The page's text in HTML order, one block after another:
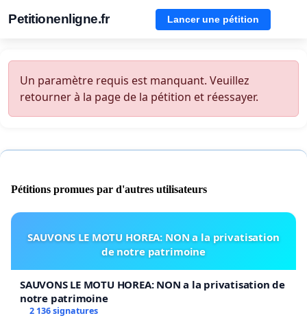
Petitionenligne.fr Lancer une pétition
Un paramètre requis est manquant. Veuillez
retourner à la page de la pétition et réessayer.
Pétitions promues par d'autres utilisateurs
SAUVONS LE MOTU HOREA: NON a la privatisation
de notre patrimoine
SAUVONS LE MOTU HOREA: NON a la privatisation de
notre patrimoine
2 136 signatures